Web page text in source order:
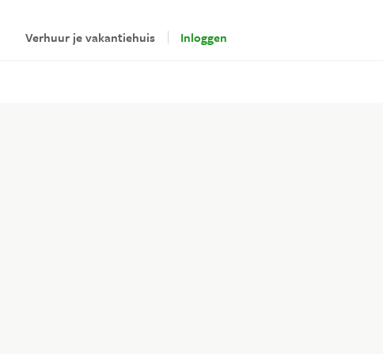
Verhuur je vakantiehuis Inloggen